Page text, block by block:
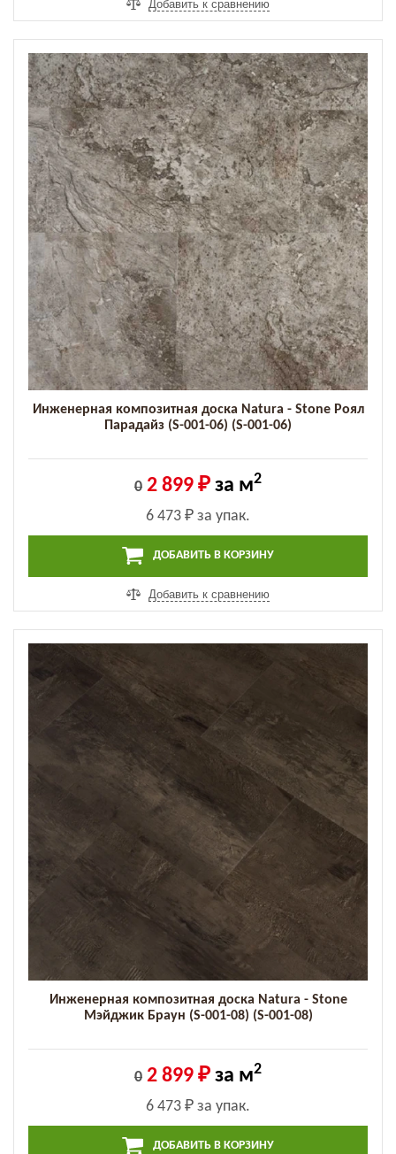
Добавить к сравнению
Инженерная композитная доска Natura - Stone Роял
Парадайз (S-001-06) (S-001-06)
0 2 899 ₽ за м2
6 473 ₽ за упак.
ДОБАВИТЬ В КОРЗИНУ
Добавить к сравнению
Инженерная композитная доска Natura - Stone
Мэйджик Браун (S-001-08) (S-001-08)
0 2 899 ₽ за м2
6 473 ₽ за упак.
ДОБАВИТЬ В КОРЗИНУ